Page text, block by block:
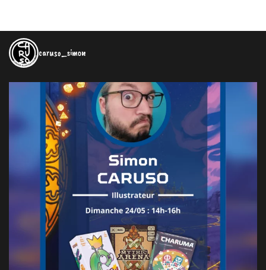
caruso_simon